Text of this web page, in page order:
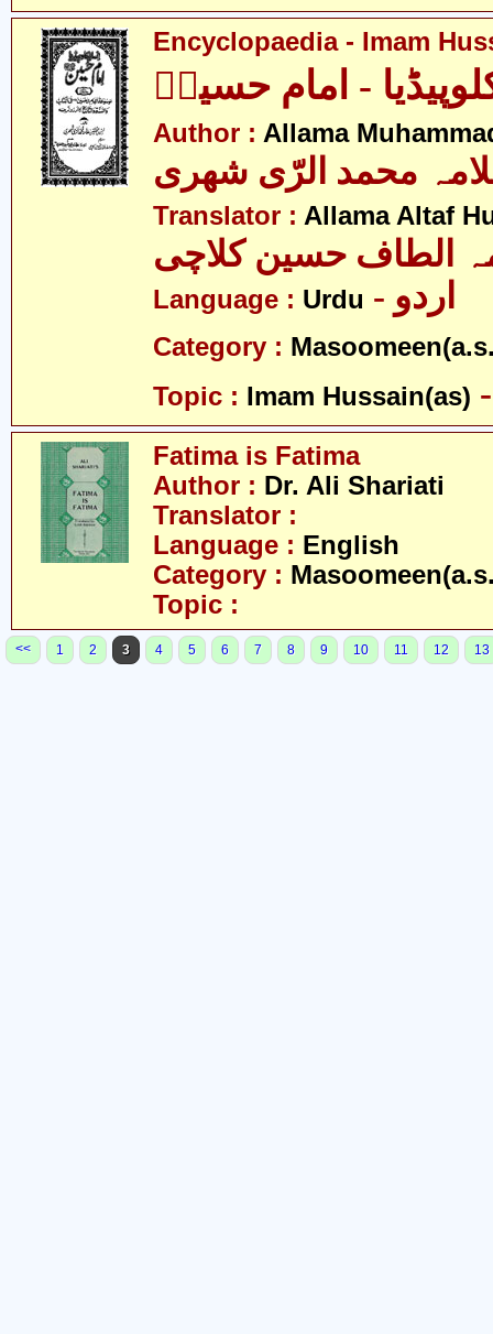
Encyclopaedia - Imam
- امام حسینؑ
Author : Allama
محمد الرّی شھری
Translator : Allama Altaf
الطاف حسین کلاچی
Language : Urdu - اردو
Category :
Topic : Imam Hussain(as)
Fatima is Fatima
Author : Dr. Ali Shariati
Translator :
Language : English
Category :
Topic :
<< 1 2 3 4 5 6 7 8 9 10 11 12 13